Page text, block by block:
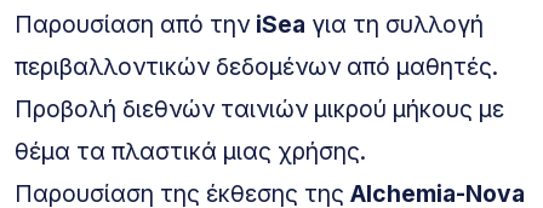
Παρουσίαση από την iSea για τη συλλογή
περιβαλλοντικών δεδομένων από μαθητές.
Προβολή διεθνών ταινιών μικρού μήκους με
θέμα τα πλαστικά μιας χρήσης.
Παρουσίαση της έκθεσης της Alchemia-Nova